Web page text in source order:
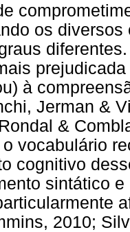
os
à
Jerman &
&
vocabulário
cognitivo
sintático
2010;